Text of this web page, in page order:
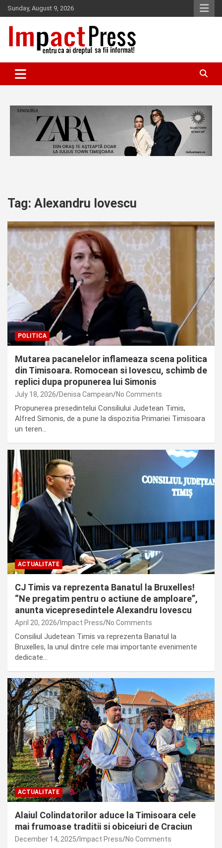
Skip
to
content
Sunday, August 9, 2026
IMPACTPRESS
Tag: Alexandru Iovescu
POLITICA
Mutarea pacanelelor inflameaza scena politica
din Timisoara. Romocean si Iovescu, schimb de
replici dupa propunerea lui Simonis
July 18, 2026 Denisa Campean No Comments
Propunerea presedintelui Consiliului Judetean Timis,
Alfred Simonis, de a pune la dispozitia Primariei Timisoara
un teren…
ACTUALITATE
CJ Timis va reprezenta Banatul la Bruxelles!
“Ne pregatim pentru o actiune de amploare”,
anunta vicepresedintele Alexandru Iovescu
April 20, 2026 Impact Press No Comments
Consiliul Judetean Timis va reprezenta Banatul la
Bruxelles, la unul dintre cele mai importante evenimente
dedicate…
ACTUALITATE
Alaiul Colindatorilor aduce la Timisoara cele
mai frumoase traditii si obiceiuri de Craciun
December 14, 2025 Impact Press No Comments